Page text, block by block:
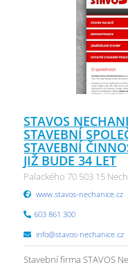
STAVOS
STAVEBNÍ
STAVEBNÍ
JIŽ BUDE 34 LET
Palackého 70 503 15
www.stavos-nechanice.cz
603 861 300
info@stavos-nechanice.cz
Stavební firma STAVOS